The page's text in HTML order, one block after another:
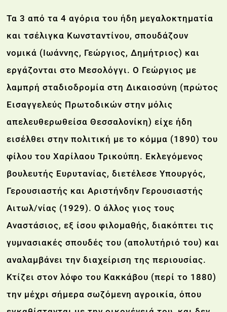
Τα 3 από τα 4 αγόρια του ήδη μεγαλοκτηματία
και τσέλιγκα Κωνσταντίνου, σπουδάζουν
νομικά (Ιωάννης, Γεώργιος, Δημήτριος) και
εργάζονται στο Μεσολόγγι. Ο Γεώργιος με
λαμπρή σταδιοδρομία στη Δικαιοσύνη (πρώτος
Εισαγγελεύς Πρωτοδικών στην μόλις
απελευθερωθείσα Θεσσαλονίκη) είχε ήδη
εισέλθει στην πολιτική με το κόμμα (1890) του
φίλου του Χαρίλαου Τρικούπη. Εκλεγόμενος
βουλευτής Ευρυτανίας, διετέλεσε Υπουργός,
Γερουσιαστής και Αριστήνδην Γερουσιαστής
Αιτωλ/νίας (1929). Ο άλλος γιος τους
Αναστάσιος, εξ ίσου φιλομαθής, διακόπτει τις
γυμνασιακές σπουδές του (απολυτήριό του) και
αναλαμβάνει την διαχείριση της περιουσίας.
Κτίζει στον λόφο του Κακκάβου (περί το 1880)
την μέχρι σήμερα σωζόμενη αγροικία, όπου